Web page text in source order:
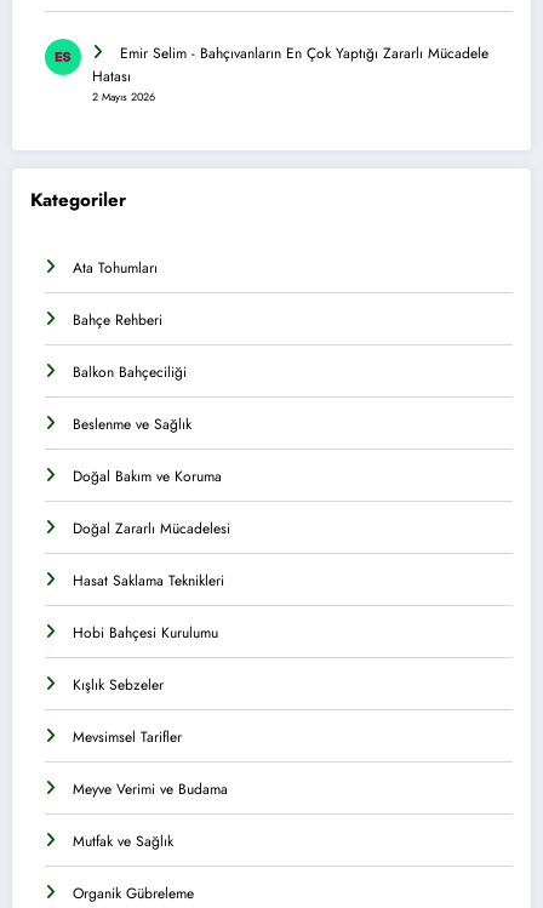
Emir Selim - Bahçıvanların En Çok Yaptığı Zararlı Mücadele
Hatası
2 Mayıs 2026
Kategoriler
Ata Tohumları
Bahçe Rehberi
Balkon Bahçeciliği
Beslenme ve Sağlık
Doğal Bakım ve Koruma
Doğal Zararlı Mücadelesi
Hasat Saklama Teknikleri
Hobi Bahçesi Kurulumu
Kışlık Sebzeler
Mevsimsel Tarifler
Meyve Verimi ve Budama
Mutfak ve Sağlık
Organik Gübreleme